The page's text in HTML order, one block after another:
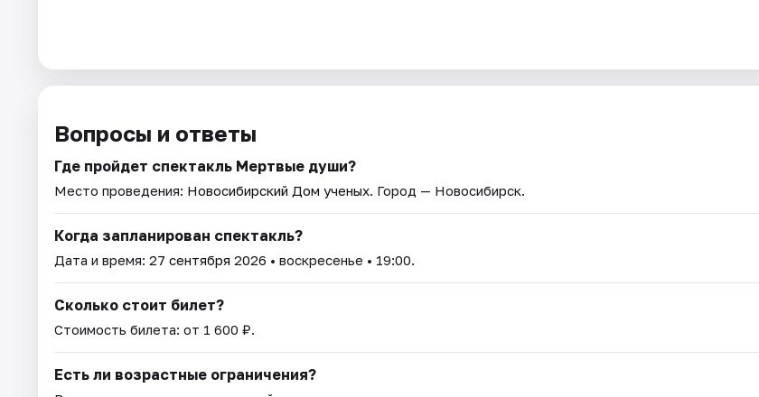
Вопросы и ответы
Где пройдет спектакль Мертвые души?
Место проведения: Новосибирский Дом ученых. Город — Новосибирск.
Когда запланирован спектакль?
Дата и время: 27 сентября 2026 • воскресенье • 19:00.
Сколько стоит билет?
Стоимость билета: от 1 600 ₽.
Есть ли возрастные ограничения?